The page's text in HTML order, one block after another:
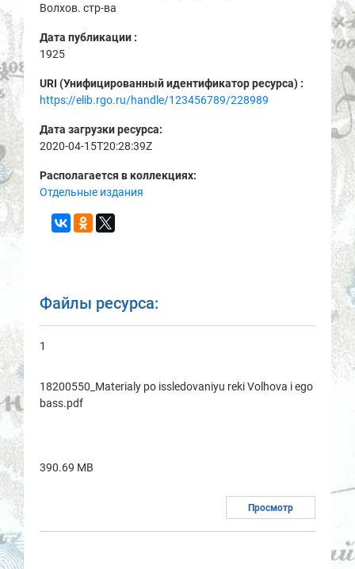
Волхов. стр-ва
Дата публикации :
1925
URI (Унифицированный идентификатор ресурса) :
https://elib.rgo.ru/handle/123456789/228989
Дата загрузки ресурса:
2020-04-15T20:28:39Z
Располагается в коллекциях:
Отдельные издания
Файлы ресурса:
1
18200550_Materialy po issledovaniyu reki Volhova i ego
bass.pdf
390.69 MB
Просмотр